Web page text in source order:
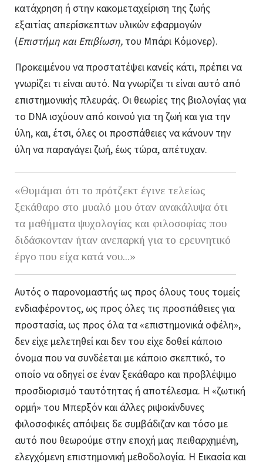
κατάχρηση ή στην κακομεταχείριση της ζωής
εξαιτίας απερίσκεπτων υλικών εφαρμογών
(Επιστήμη και Επιβίωση, του Μπάρι Κόμονερ).
Προκειμένου να προστατέψει κανείς κάτι, πρέπει να
γνωρίζει τι είναι αυτό. Να γνωρίζει τι είναι αυτό από
επιστημονικής πλευράς. Οι θεωρίες της βιολογίας για
το DNA ισχύουν από κοινού για τη ζωή και για την
ύλη, και, έτσι, όλες οι προσπάθειες να κάνουν την
ύλη να παραγάγει ζωή, έως τώρα, απέτυχαν.
«Θυμάμαι ότι το πρότζεκτ έγινε τελείως
ξεκάθαρο στο μυαλό μου όταν ανακάλυψα ότι
τα μαθήματα ψυχολογίας και φιλοσοφίας που
διδάσκονταν ήταν ανεπαρκή για το ερευνητικό
έργο που είχα κατά νου...»
Αυτός ο παρονομαστής ως προς όλους τους τομείς
ενδιαφέροντος, ως προς όλες τις προσπάθειες για
προστασία, ως προς όλα τα «επιστημονικά οφέλη»,
δεν είχε μελετηθεί και δεν του είχε δοθεί κάποιο
όνομα που να συνδέεται με κάποιο σκεπτικό, το
οποίο να οδηγεί σε έναν ξεκάθαρο και προβλέψιμο
προσδιορισμό ταυτότητας ή αποτέλεσμα. Η «ζωτική
ορμή» του Μπερξόν και άλλες ριψοκίνδυνες
φιλοσοφικές απόψεις δε συμβάδιζαν και τόσο με
αυτό που θεωρούμε στην εποχή μας πειθαρχημένη,
ελεγχόμενη επιστημονική μεθοδολογία. Η Εικασία και